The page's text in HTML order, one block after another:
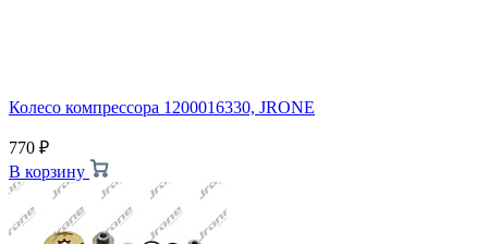
Колесо компрессора 1200016330, JRONE
770 ₽
В корзину